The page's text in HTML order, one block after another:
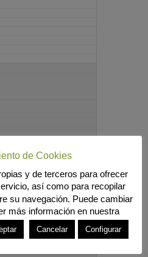
de Cookies
y de terceros para ofrecer
así como para recopilar
su navegación. Puede cambiar
más información en nuestra
Cancelar Configurar